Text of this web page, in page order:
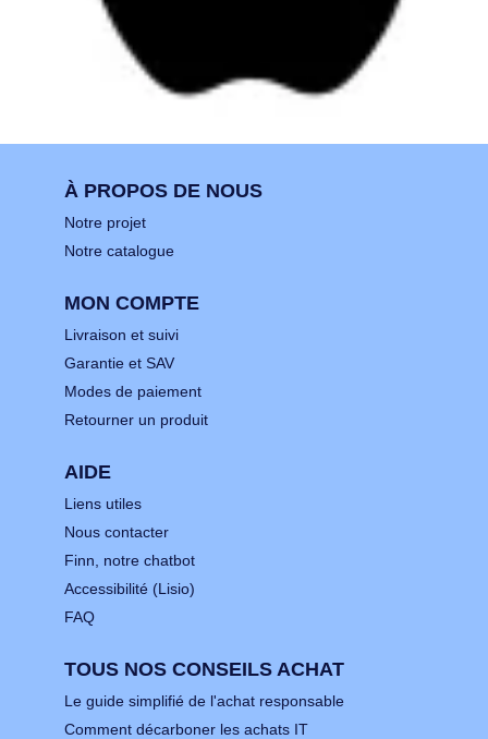
À PROPOS DE NOUS
Notre projet
Notre catalogue
MON COMPTE
Livraison et suivi
Garantie et SAV
Modes de paiement
Retourner un produit
AIDE
Liens utiles
Nous contacter
Finn, notre chatbot
Accessibilité (Lisio)
FAQ
TOUS NOS CONSEILS ACHAT
Le guide simplifié de l'achat responsable
Comment décarboner les achats IT